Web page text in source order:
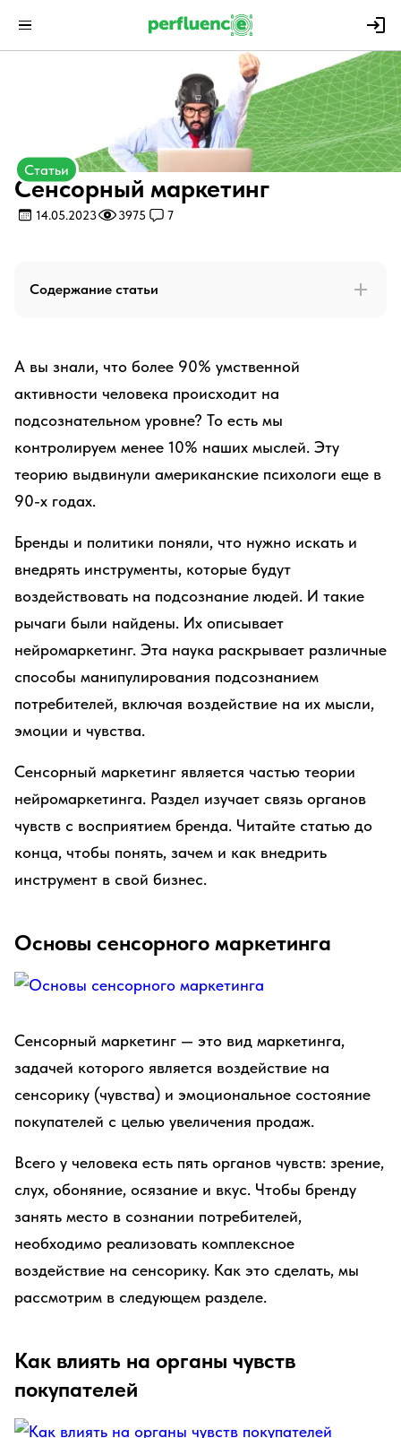
Статьи
Сенсорный маркетинг
14.05.2023 3975 7
Содержание статьи
А вы знали, что более 90% умственной
активности человека происходит на
подсознательном уровне? То есть мы
контролируем менее 10% наших мыслей. Эту
теорию выдвинули американские психологи еще в
90-х годах.
Бренды и политики поняли, что нужно искать и
внедрять инструменты, которые будут
воздействовать на подсознание людей. И такие
рычаги были найдены. Их описывает
нейромаркетинг. Эта наука раскрывает различные
способы манипулирования подсознанием
потребителей, включая воздействие на их мысли,
эмоции и чувства.
Сенсорный маркетинг является частью теории
нейромаркетинга. Раздел изучает связь органов
чувств с восприятием бренда. Читайте статью до
конца, чтобы понять, зачем и как внедрить
инструмент в свой бизнес.
Основы сенсорного маркетинга
Сенсорный маркетинг — это вид маркетинга,
задачей которого является воздействие на
сенсорику (чувства) и эмоциональное состояние
покупателей с целью увеличения продаж.
Всего у человека есть пять органов чувств: зрение,
слух, обоняние, осязание и вкус. Чтобы бренду
занять место в сознании потребителей,
необходимо реализовать комплексное
воздействие на сенсорику. Как это сделать, мы
рассмотрим в следующем разделе.
Как влиять на органы чувств
покупателей